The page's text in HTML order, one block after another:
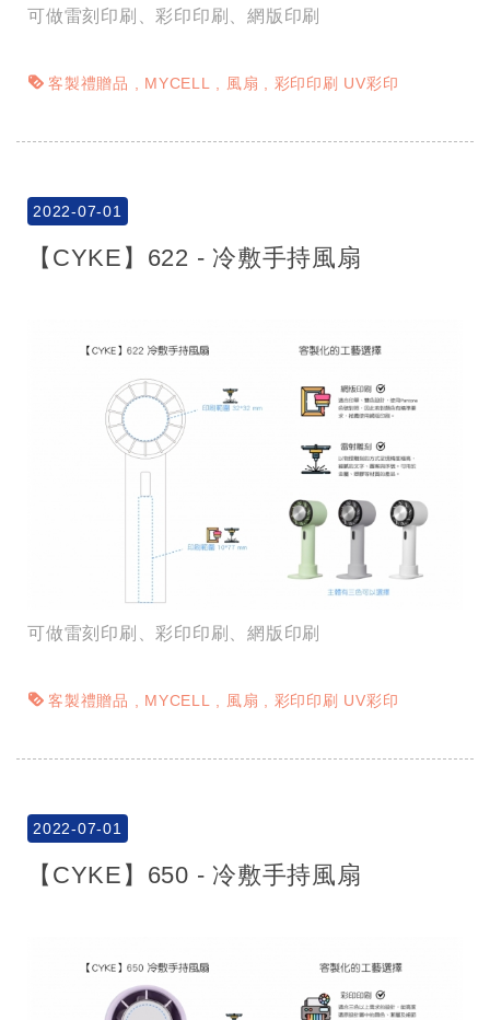
可做雷刻印刷、彩印印刷、網版印刷
客製禮贈品 MYCELL 風扇 彩印印刷 UV彩印
2022-07-01
【CYKE】622 - 冷敷手持風扇
可做雷刻印刷、彩印印刷、網版印刷
客製禮贈品 MYCELL 風扇 彩印印刷 UV彩印
2022-07-01
【CYKE】650 - 冷敷手持風扇